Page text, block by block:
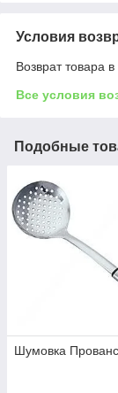
Условия
Возврат товара
Все условия
Подобные
Шумовка Прованс